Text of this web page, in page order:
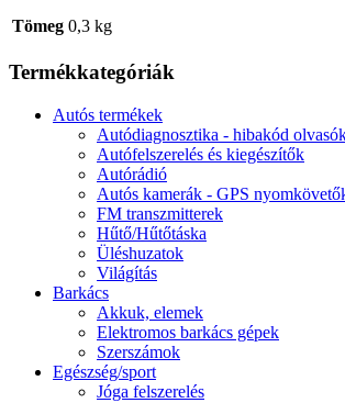
Tömeg 0,3 kg
Termékkategóriák
Autós termékek
Autódiagnosztika - hibakód
Autófelszerelés és kiegészítők
Autórádió
Autós kamerák - GPS
FM transzmitterek
Hűtő/Hűtőtáska
Üléshuzatok
Világítás
Barkács
Akkuk, elemek
Elektromos barkács gépek
Szerszámok
Egészség/sport
Jóga felszerelés